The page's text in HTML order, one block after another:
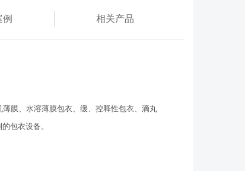
例 相关产品
膜、水溶薄膜包衣、缓、控释性包衣、滴丸
包衣设备。